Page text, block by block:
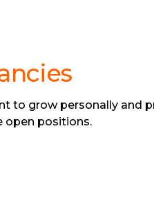
to grow personally and
open positions.